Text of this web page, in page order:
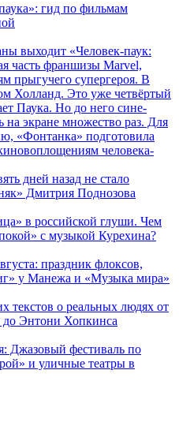
гид по фильмам
выходит «Человек-паук:
часть франшизы Marvel,
прыгучего супергероя. В
Холланд. Это уже четвёртый
Паука. Но до него сине-
на экране множество раз. Для
«Фонтанка» подготовила
человека-
дней назад не стало
Дмитрия Поднозова
в российской глуши. Чем
с музыкой Курехина?
праздник флоксов,
у Манежа и «Музыка мира»
текстов о реальных людях от
до Энтони Хопкинса
Джазовый фестиваль по
и уличные театры в